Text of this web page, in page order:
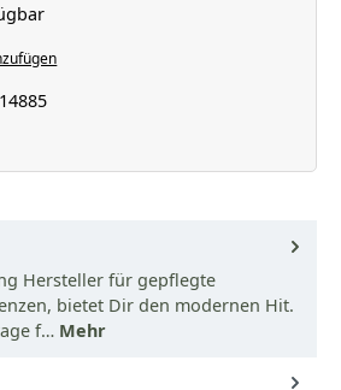
14885
Hersteller für gepflegte
bietet Dir den modernen Hit.
f… Mehr